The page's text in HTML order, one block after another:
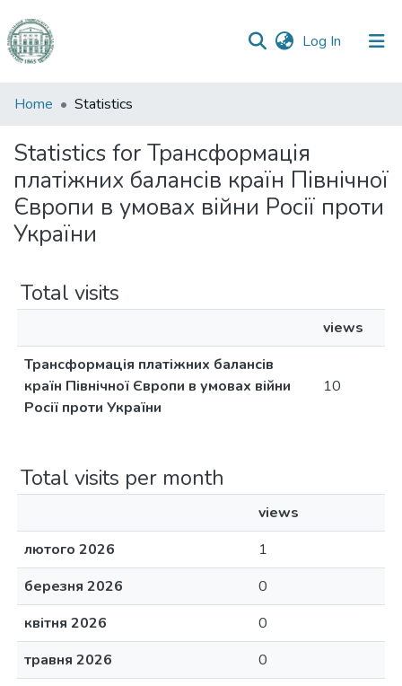
Log In (current)
Communities
Collections
All of DSpace
Home Statistics
Statistics for Трансформація
платіжних балансів країн Північної
Європи в умовах війни Росії проти
України
Total visits
views
Трансформація платіжних балансів
країн Північної Європи в умовах війни
Росії проти України
10
Total visits per month
views
лютого 2026
1
березня 2026
0
квітня 2026
0
травня 2026
0